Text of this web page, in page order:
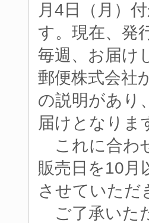
月4日（月）
す。現在、発
毎週、お届け
郵便株式会社
の説明があり
届けとなりま
これに合わ
販売日を10月
させていただ
ご了承いた